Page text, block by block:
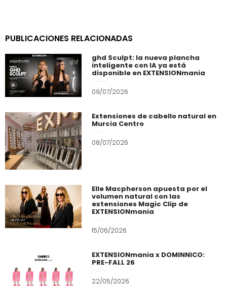
PUBLICACIONES RELACIONADAS
ghd Sculpt: la nueva plancha
inteligente con IA ya está
disponible en EXTENSIONmania
09/07/2026
Extensiones de cabello natural en
Murcia Centro
08/07/2026
Elle Macpherson apuesta por el
volumen natural con las
extensiones Magic Clip de
EXTENSIONmania
15/06/2026
EXTENSIONmania x DOMINNICO:
PRE-FALL 26
22/05/2026